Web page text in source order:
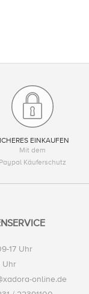
EINKAUFEN
Mit dem
Paypal Käuferschutz
17 Uhr
Uhr
online.de